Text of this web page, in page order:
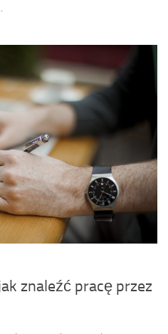
znaleźć pracę przez